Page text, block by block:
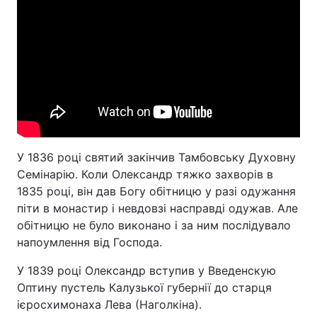
У 1836 році святий закінчив Тамбовську Духовну
Семінарію. Коли Олександр тяжко захворів в
1835 році, він дав Богу обітницю у разі одужання
піти в монастир і невдовзі насправді одужав. Але
обітницю не було виконано і за ним послідувало
напоумлення від Господа.
У 1839 році Олександр вступив у Введенскую
Оптину пустель Калузької губернії до старця
ієросхимонаха Лева (Наголкіна).